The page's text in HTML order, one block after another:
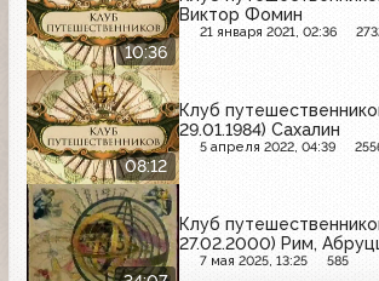
10:36
Виктор Фомин
21 января 2021, 02:36
08:12
Клуб
29.01.1984) Сахалин
5 апреля 2022, 04:39
Клуб
27.02.2000) Рим,
7 мая 2025, 13:25 585